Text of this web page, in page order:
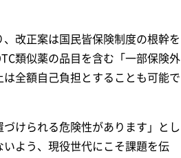
改正案は国民皆保険制度の根幹を
類似薬の品目を含む「一部保険外
全額自己負担とすることも可能で
けられる危険性があります」とし
よう、現役世代にこそ課題を伝